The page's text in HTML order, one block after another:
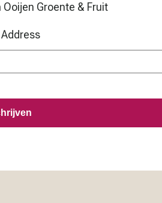
Groente & Fruit
Address